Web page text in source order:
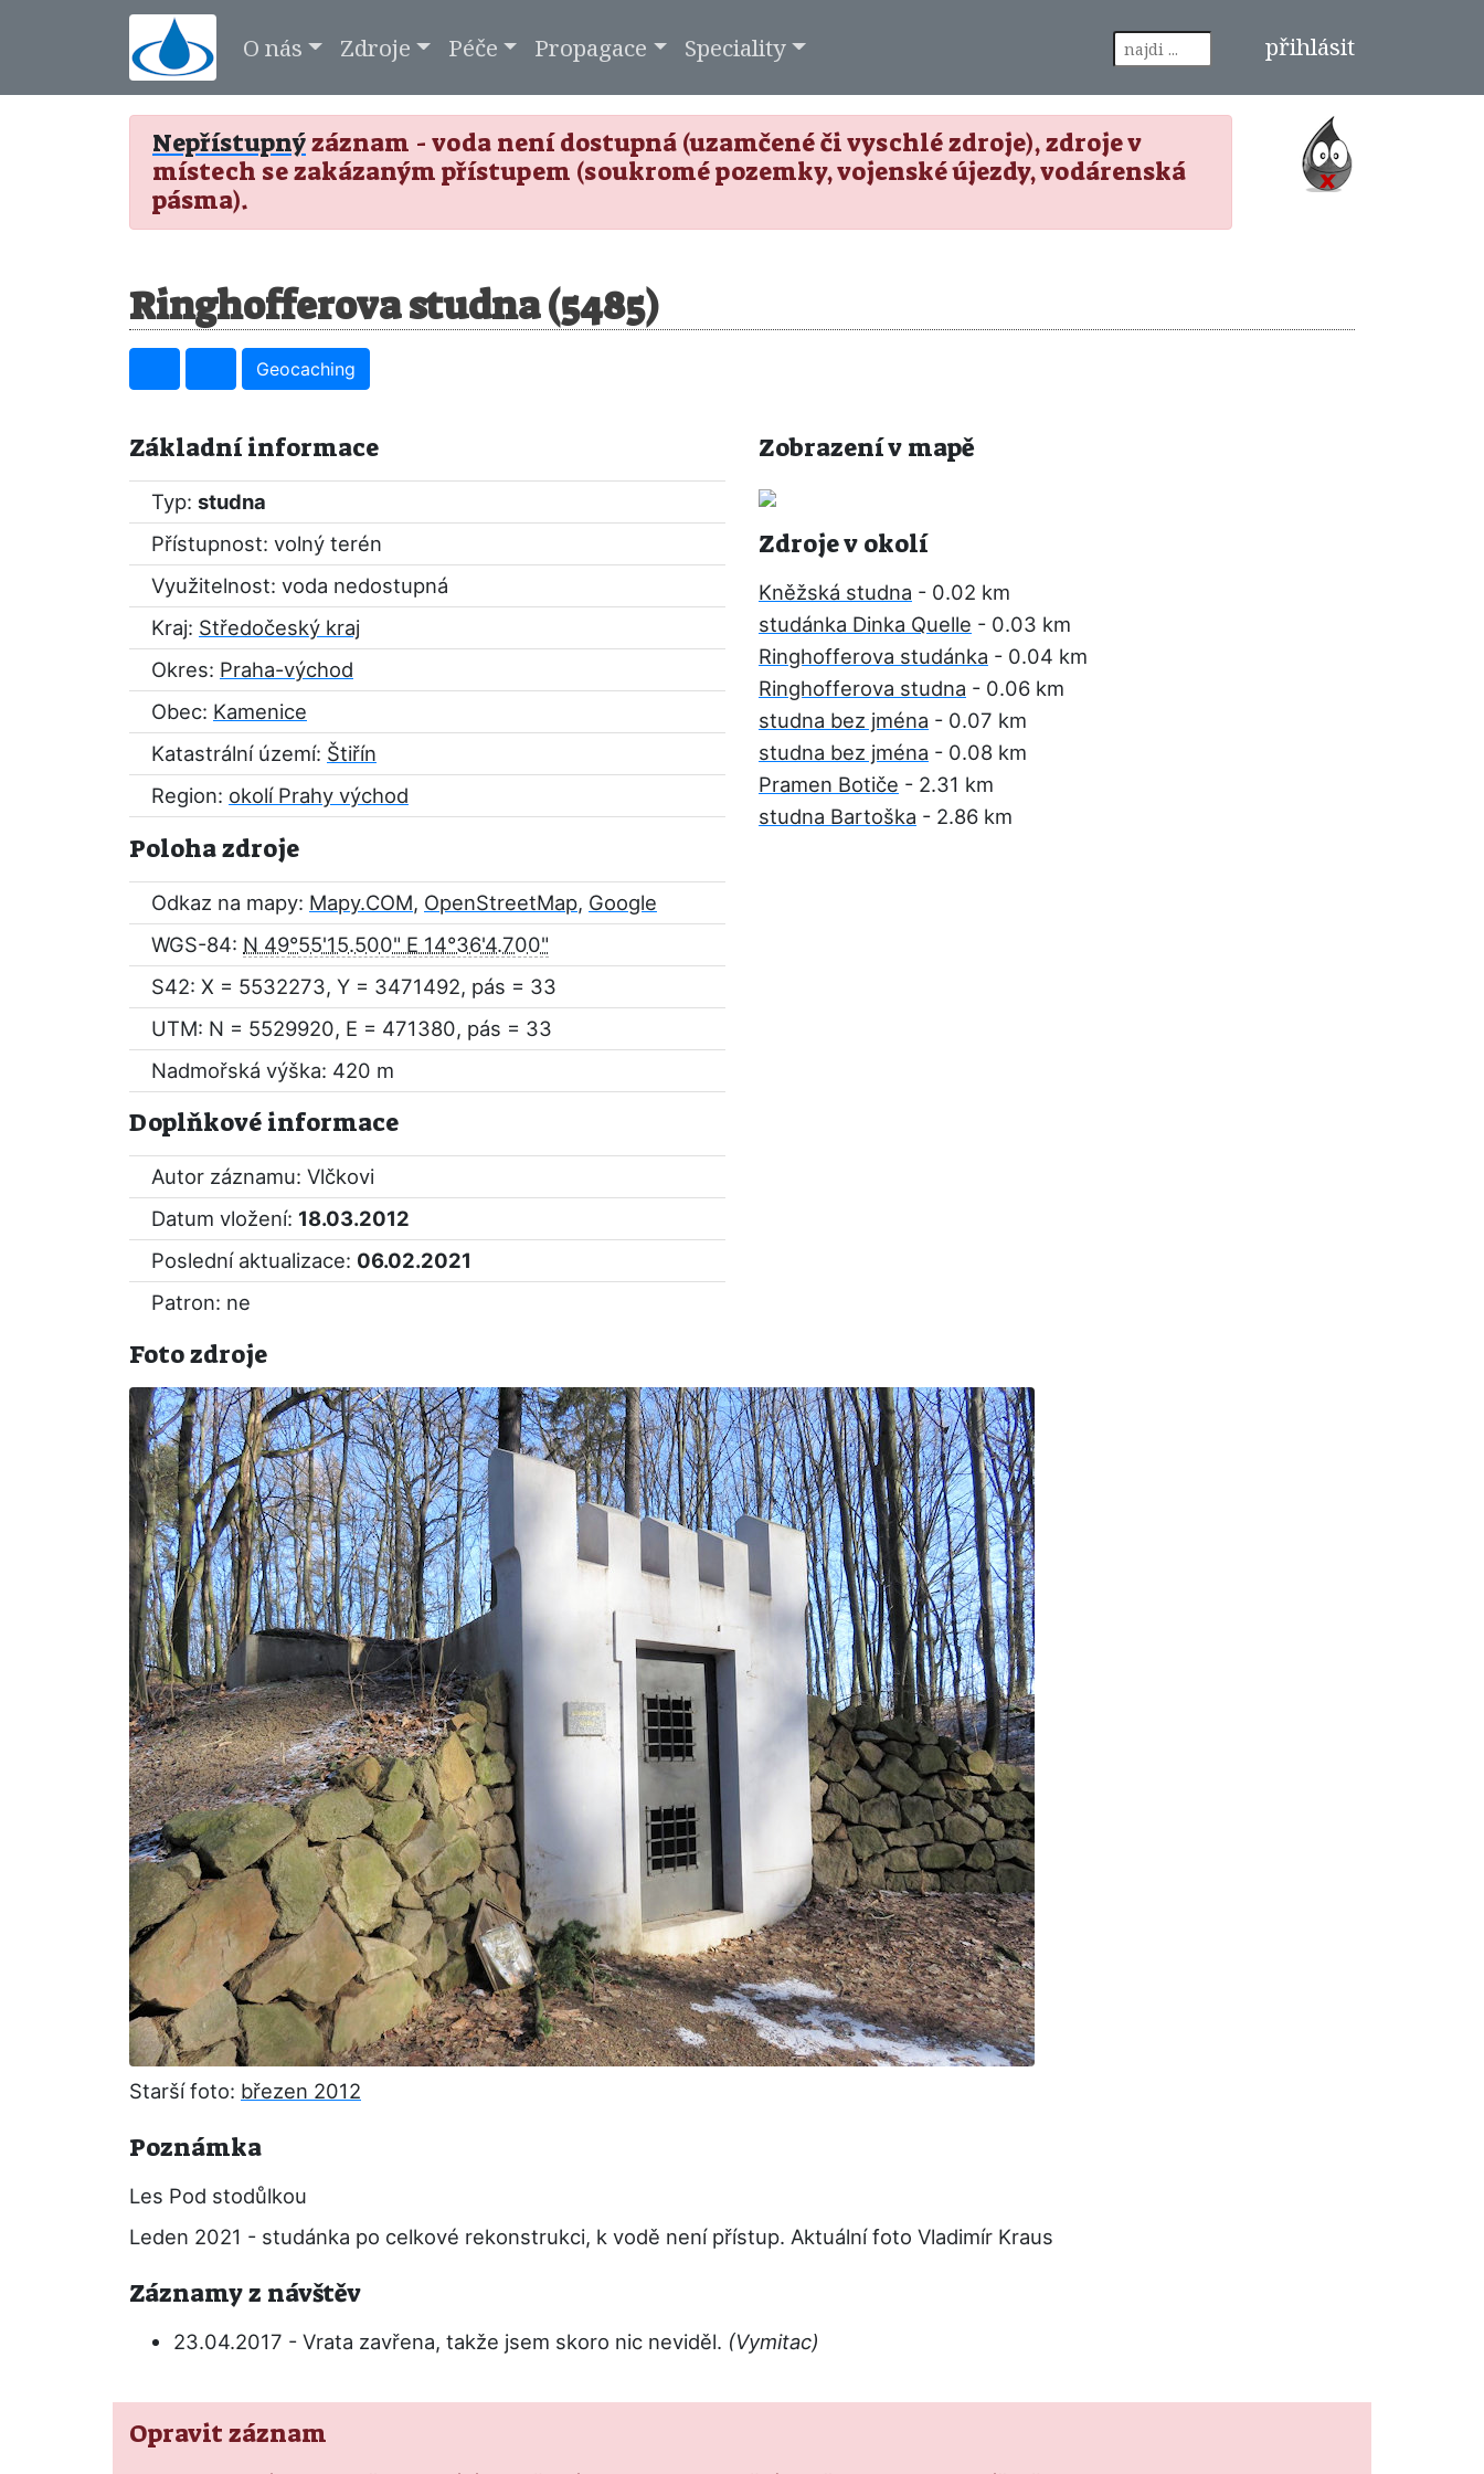
O nás Zdroje Péče Propagace Speciality přihlásit
Nepřístupnýzáznam - voda není dostupná (uzamčené či vyschlé zdroje), zdroje v
místech se zakázaným přístupem (soukromé pozemky, vojenské újezdy, vodárenská
pásma).
Ringhofferova studna (5485)
Geocaching
Základní informace
Typ: studna
Přístupnost: volný terén
Využitelnost: voda nedostupná
Kraj: Středočeský kraj
Okres: Praha-východ
Obec: Kamenice
Katastrální území: Štiřín
Region: okolí Prahy východ
Poloha zdroje
Odkaz na mapy: Mapy.COM, OpenStreetMap, Google
WGS-84: N 49°55'15.500" E 14°36'4.700"
S42: X = 5532273, Y = 3471492, pás = 33
UTM: N = 5529920, E = 471380, pás = 33
Nadmořská výška: 420 m
Doplňkové informace
Autor záznamu: Vlčkovi
Datum vložení: 18.03.2012
Poslední aktualizace: 06.02.2021
Patron: ne
Zobrazení v mapě
Zdroje v okolí
Kněžská studna - 0.02 km
studánka Dinka Quelle - 0.03 km
Ringhofferova studánka - 0.04 km
Ringhofferova studna - 0.06 km
studna bez jména - 0.07 km
studna bez jména - 0.08 km
Pramen Botiče - 2.31 km
studna Bartoška - 2.86 km
Foto zdroje
Starší foto: březen 2012
Poznámka
Les Pod stodůlkou
Leden 2021 - studánka po celkové rekonstrukci, k vodě není přístup. Aktuální foto Vladimír Kraus
Záznamy z návštěv
23.04.2017 - Vrata zavřena, takže jsem skoro nic neviděl. (Vymitac)
Opravit záznam